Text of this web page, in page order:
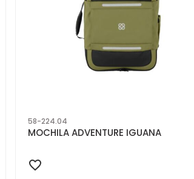
58-224.04
MOCHILA ADVENTURE IGUANA